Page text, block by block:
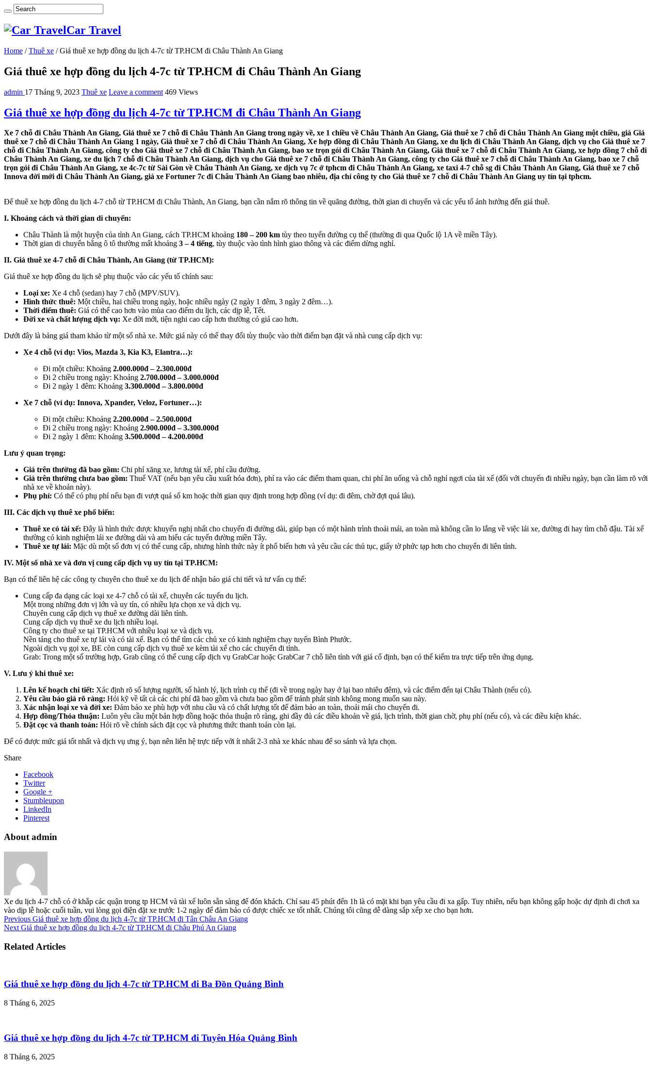
Car Travel
Home / Thuê xe / Giá thuê xe hợp đồng du lịch 4-7c từ TP.HCM đi Châu Thành An Giang
Giá thuê xe hợp đồng du lịch 4-7c từ TP.HCM đi Châu Thành An Giang
admin 17 Tháng 9, 2023 Thuê xe Leave a comment 469 Views
Giá thuê xe hợp đồng du lịch 4-7c từ TP.HCM đi Châu Thành An Giang
Xe 7 chỗ đi Châu Thành An Giang, Giá thuê xe 7 chỗ đi Châu Thành An Giang trong ngày về, xe 1 chiều về Châu Thành An Giang, Giá thuê xe 7 chỗ đi Châu Thành An Giang một chiều, giá Giá
thuê xe 7 chỗ đi Châu Thành An Giang 1 ngày, Giá thuê xe 7 chỗ đi Châu Thành An Giang, Xe hợp đồng đi Châu Thành An Giang, xe du lịch đi Châu Thành An Giang, dịch vụ cho Giá thuê xe 7
chỗ đi Châu Thành An Giang, công ty cho Giá thuê xe 7 chỗ đi Châu Thành An Giang, bao xe trọn gói đi Châu Thành An Giang, Giá thuê xe 7 chỗ đi Châu Thành An Giang, xe hợp đồng 7 chỗ đi
Châu Thành An Giang, xe du lịch 7 chỗ đi Châu Thành An Giang, dịch vụ cho Giá thuê xe 7 chỗ đi Châu Thành An Giang, công ty cho Giá thuê xe 7 chỗ đi Châu Thành An Giang, bao xe 7 chỗ
trọn gói đi Châu Thành An Giang, xe 4c-7c từ Sài Gòn về Châu Thành An Giang, xe dịch vụ 7c ở tphcm đi Châu Thành An Giang, xe taxi 4-7 chỗ sg đi Châu Thành An Giang, Giá thuê xe 7 chỗ
Innova đời mới đi Châu Thành An Giang, giá xe Fortuner 7c đi Châu Thành An Giang bao nhiêu, địa chỉ công ty cho Giá thuê xe 7 chỗ đi Châu Thành An Giang uy tín tại tphcm.
Để thuê xe hợp đồng du lịch 4-7 chỗ từ TP.HCM đi Châu Thành, An Giang, bạn cần nắm rõ thông tin về quãng đường, thời gian di chuyển và các yếu tố ảnh hưởng đến giá thuê.
I. Khoảng cách và thời gian di chuyển:
Châu Thành là một huyện của tỉnh An Giang, cách TP.HCM khoảng 180 – 200 km tùy theo tuyến đường cụ thể (thường đi qua Quốc lộ 1A về miền Tây).
Thời gian di chuyển bằng ô tô thường mất khoảng 3 – 4 tiếng, tùy thuộc vào tình hình giao thông và các điểm dừng nghỉ.
II. Giá thuê xe 4-7 chỗ đi Châu Thành, An Giang (từ TP.HCM):
Giá thuê xe hợp đồng du lịch sẽ phụ thuộc vào các yếu tố chính sau:
Loại xe: Xe 4 chỗ (sedan) hay 7 chỗ (MPV/SUV).
Hình thức thuê: Một chiều, hai chiều trong ngày, hoặc nhiều ngày (2 ngày 1 đêm, 3 ngày 2 đêm…).
Thời điểm thuê: Giá có thể cao hơn vào mùa cao điểm du lịch, các dịp lễ, Tết.
Đời xe và chất lượng dịch vụ: Xe đời mới, tiện nghi cao cấp hơn thường có giá cao hơn.
Dưới đây là bảng giá tham khảo từ một số nhà xe. Mức giá này có thể thay đổi tùy thuộc vào thời điểm bạn đặt và nhà cung cấp dịch vụ:
Xe 4 chỗ (ví dụ: Vios, Mazda 3, Kia K3, Elantra…):
Đi một chiều: Khoảng 2.000.000đ – 2.300.000đ
Đi 2 chiều trong ngày: Khoảng 2.700.000đ – 3.000.000đ
Đi 2 ngày 1 đêm: Khoảng 3.300.000đ – 3.800.000đ
Xe 7 chỗ (ví dụ: Innova, Xpander, Veloz, Fortuner…):
Đi một chiều: Khoảng 2.200.000đ – 2.500.000đ
Đi 2 chiều trong ngày: Khoảng 2.900.000đ – 3.300.000đ
Đi 2 ngày 1 đêm: Khoảng 3.500.000đ – 4.200.000đ
Lưu ý quan trọng:
Giá trên thường đã bao gồm: Chi phí xăng xe, lương tài xế, phí cầu đường.
Giá trên thường chưa bao gồm: Thuế VAT (nếu bạn yêu cầu xuất hóa đơn), phí ra vào các điểm tham quan, chi phí ăn uống và chỗ nghỉ ngơi của tài xế (đối với chuyến đi nhiều ngày, bạn cần làm rõ với
nhà xe về khoản này).
Phụ phí: Có thể có phụ phí nếu bạn đi vượt quá số km hoặc thời gian quy định trong hợp đồng (ví dụ: đi đêm, chờ đợi quá lâu).
III. Các dịch vụ thuê xe phổ biến:
Thuê xe có tài xế: Đây là hình thức được khuyến nghị nhất cho chuyến đi đường dài, giúp bạn có một hành trình thoải mái, an toàn mà không cần lo lắng về việc lái xe, đường đi hay tìm chỗ đậu. Tài xế
thường có kinh nghiệm lái xe đường dài và am hiểu các tuyến đường miền Tây.
Thuê xe tự lái: Mặc dù một số đơn vị có thể cung cấp, nhưng hình thức này ít phổ biến hơn và yêu cầu các thủ tục, giấy tờ phức tạp hơn cho chuyến đi liên tỉnh.
IV. Một số nhà xe và đơn vị cung cấp dịch vụ uy tín tại TP.HCM:
Bạn có thể liên hệ các công ty chuyên cho thuê xe du lịch để nhận báo giá chi tiết và tư vấn cụ thể:
Cung cấp đa dạng các loại xe 4-7 chỗ có tài xế, chuyên các tuyến du lịch.
Một trong những đơn vị lớn và uy tín, có nhiều lựa chọn xe và dịch vụ.
Chuyên cung cấp dịch vụ thuê xe đường dài liên tỉnh.
Cung cấp dịch vụ thuê xe du lịch nhiều loại.
Công ty cho thuê xe tại TP.HCM với nhiều loại xe và dịch vụ.
Nền tảng cho thuê xe tự lái và có tài xế. Bạn có thể tìm các chủ xe có kinh nghiệm chạy tuyến Bình Phước.
Ngoài dịch vụ gọi xe, BE còn cung cấp dịch vụ thuê xe kèm tài xế cho các chuyến đi tỉnh.
Grab: Trong một số trường hợp, Grab cũng có thể cung cấp dịch vụ GrabCar hoặc GrabCar 7 chỗ liên tỉnh với giá cố định, bạn có thể kiểm tra trực tiếp trên ứng dụng.
V. Lưu ý khi thuê xe:
Lên kế hoạch chi tiết: Xác định rõ số lượng người, số hành lý, lịch trình cụ thể (đi về trong ngày hay ở lại bao nhiêu đêm), và các điểm đến tại Châu Thành (nếu có).
Yêu cầu báo giá rõ ràng: Hỏi kỹ về tất cả các chi phí đã bao gồm và chưa bao gồm để tránh phát sinh không mong muốn sau này.
Xác nhận loại xe và đời xe: Đảm bảo xe phù hợp với nhu cầu và có chất lượng tốt để đảm bảo an toàn, thoải mái cho chuyến đi.
Hợp đồng/Thỏa thuận: Luôn yêu cầu một bản hợp đồng hoặc thỏa thuận rõ ràng, ghi đầy đủ các điều khoản về giá, lịch trình, thời gian chờ, phụ phí (nếu có), và các điều kiện khác.
Đặt cọc và thanh toán: Hỏi rõ về chính sách đặt cọc và phương thức thanh toán còn lại.
Để có được mức giá tốt nhất và dịch vụ ưng ý, bạn nên liên hệ trực tiếp với ít nhất 2-3 nhà xe khác nhau để so sánh và lựa chọn.
Share
Facebook
Twitter
Google +
Stumbleupon
LinkedIn
Pinterest
About admin
Xe du lịch 4-7 chỗ có ở khắp các quận trong tp HCM và tài xế luôn sẵn sàng để đón khách. Chỉ sau 45 phút đến 1h là có mặt khi bạn yêu cầu đi xa gấp. Tuy nhiên, nếu bạn không gấp hoặc dự định đi chơi xa
vào dịp lễ hoặc cuối tuần, vui lòng gọi điện đặt xe trước 1-2 ngày để đảm bảo có được chiếc xe tốt nhất. Chúng tôi cũng dễ dàng sắp xếp xe cho bạn hơn.
Previous Giá thuê xe hợp đồng du lịch 4-7c từ TP.HCM đi Tân Châu An Giang
Next Giá thuê xe hợp đồng du lịch 4-7c từ TP.HCM đi Châu Phú An Giang
Related Articles
Giá thuê xe hợp đồng du lịch 4-7c từ TP.HCM đi Ba Đồn Quảng Bình
8 Tháng 6, 2025
Giá thuê xe hợp đồng du lịch 4-7c từ TP.HCM đi Tuyên Hóa Quảng Bình
8 Tháng 6, 2025